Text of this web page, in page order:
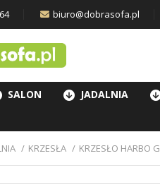
biuro@dobrasofa.pl
SALON JADALNIA
KRZESŁA KRZESŁO HARBO